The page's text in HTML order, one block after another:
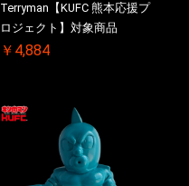
Terryman【KUFC 熊本応援プ
ロジェクト】対象商品
￥4,884